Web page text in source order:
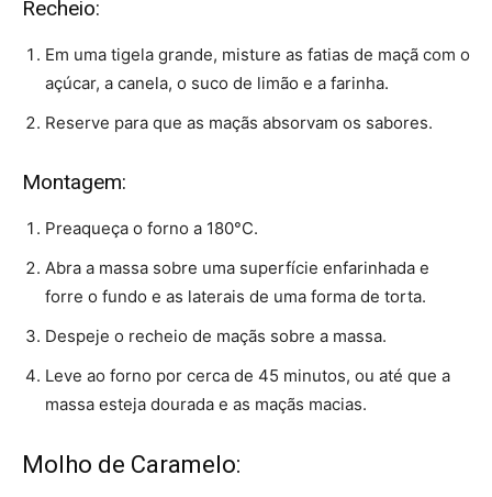
Recheio:
Em uma tigela grande, misture as fatias de maçã com o
açúcar, a canela, o suco de limão e a farinha.
Reserve para que as maçãs absorvam os sabores.
Montagem:
Preaqueça o forno a 180°C.
Abra a massa sobre uma superfície enfarinhada e
forre o fundo e as laterais de uma forma de torta.
Despeje o recheio de maçãs sobre a massa.
Leve ao forno por cerca de 45 minutos, ou até que a
massa esteja dourada e as maçãs macias.
Molho de Caramelo: